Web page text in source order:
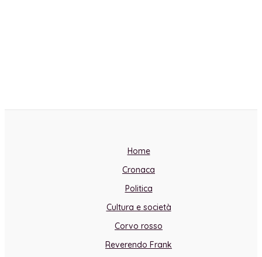
Home
Cronaca
Politica
Cultura e società
Corvo rosso
Reverendo Frank